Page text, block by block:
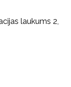
laukums 2,